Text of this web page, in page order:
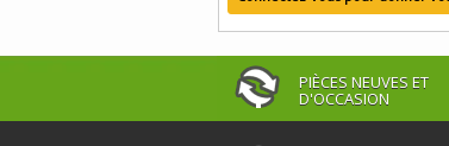
PIÈCES NEUVES ET
D'OCCASION